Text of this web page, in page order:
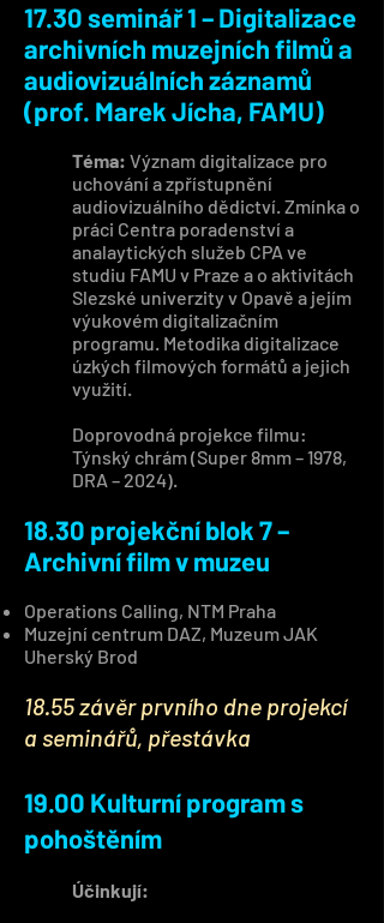
17.30 seminář 1 – Digitalizace
archivních muzejních filmů a
audiovizuálních záznamů
(prof. Marek Jícha, FAMU)
Téma: Význam digitalizace pro
uchování a zpřístupnění
audiovizuálního dědictví. Zmínka o
práci Centra poradenství a
analaytických služeb CPA ve
studiu FAMU v Praze a o aktivitách
Slezské univerzity v Opavě a jejím
výukovém digitalizačním
programu. Metodika digitalizace
úzkých filmových formátů a jejich
využití.
Doprovodná projekce filmu:
Týnský chrám (Super 8mm – 1978,
DRA – 2024).
18.30 projekční blok 7 –
Archivní film v muzeu
Operations Calling, NTM Praha
Muzejní centrum DAZ, Muzeum JAK
Uherský Brod
18.55 závěr prvního dne projekcí
a seminářů, přestávka
19.00 Kulturní program s
pohoštěním
Účinkují: